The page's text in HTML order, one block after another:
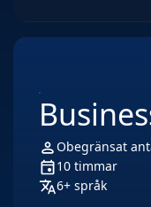
Obegränsat
10 timmar
6+ språk